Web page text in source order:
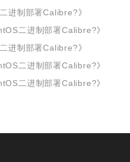
进制部署Calibre?》
二进制部署Calibre?》
进制部署Calibre?》
二进制部署Calibre?》
二进制部署Calibre?》